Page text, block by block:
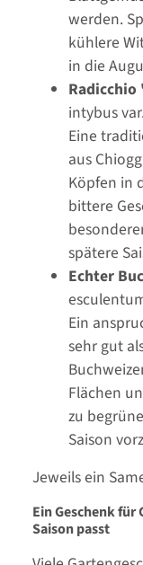
werden.
kühlere
in die
Radicchio
intybus
Eine
aus
Köpfen in
bittere
spätere
Echter
Ein
sehr gut
Flächen
zu
Saison
Jeweils ein
Ein Geschenk
Saison passt